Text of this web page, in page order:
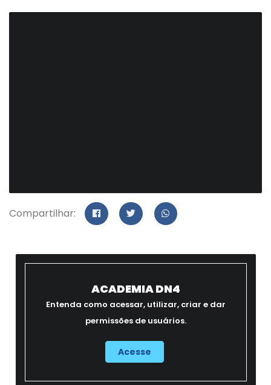
Compartilhar:
ACADEMIA DN4
Entenda como acessar, utilizar, criar e dar
permissões de usuários.
Acesse